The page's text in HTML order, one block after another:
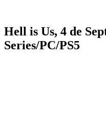
Hell is Us, 4 de
Series/PC/PS5